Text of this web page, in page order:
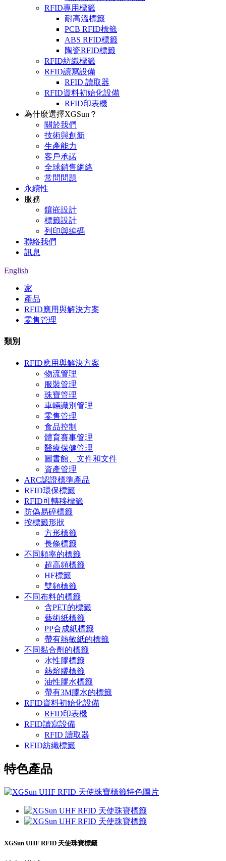
RFID專用標籤
耐高溫標籤
PCB RFID標籤
ABS RFID標籤
陶瓷RFID標籤
RFID紡織標籤
RFID讀寫設備
RFID 讀取器
RFID資料初始化設備
RFID印表機
為什麼選擇XGSun？
關於我們
技術與創新
生產能力
客戶承諾
全球銷售網絡
常問問題
永續性
服務
鑲嵌設計
標籤設計
列印與編碼
聯絡我們
訊息
English
家
產品
RFID應用與解決方案
零售管理
類別
RFID應用與解決方案
物流管理
服裝管理
珠寶管理
車輛識別管理
零售管理
食品控制
體育賽事管理
醫療保健管理
圖書館、文件和文件
資產管理
ARC認證標準產品
RFID環保標籤
RFID可轉移標籤
防偽易碎標籤
按標籤形狀
方形標籤
長條標籤
不同頻率的標籤
超高頻標籤
HF標籤
雙頻標籤
不同布料的標籤
含PET的標籤
藝術紙標籤
PP合成紙標籤
帶有熱敏紙的標籤
不同黏合劑的標籤
水性膠標籤
熱熔膠標籤
油性膠水標籤
帶有3M膠水的標籤
RFID資料初始化設備
RFID印表機
RFID讀寫設備
RFID 讀取器
RFID紡織標籤
特色產品
XGSun UHF RFID 天使珠寶標籤